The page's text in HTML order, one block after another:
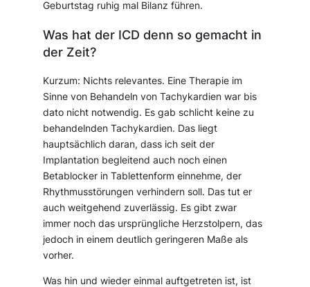
Geburtstag ruhig mal Bilanz führen.
Was hat der ICD denn so gemacht in
der Zeit?
Kurzum: Nichts relevantes. Eine Therapie im
Sinne von Behandeln von Tachykardien war bis
dato nicht notwendig. Es gab schlicht keine zu
behandelnden Tachykardien. Das liegt
hauptsächlich daran, dass ich seit der
Implantation begleitend auch noch einen
Betablocker in Tablettenform einnehme, der
Rhythmusstörungen verhindern soll. Das tut er
auch weitgehend zuverlässig. Es gibt zwar
immer noch das ursprüngliche Herzstolpern, das
jedoch in einem deutlich geringeren Maße als
vorher.
Was hin und wieder einmal auftgetreten ist, ist